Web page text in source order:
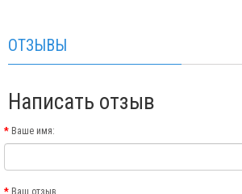
ОТЗЫВЫ
Написать отзыв
Ваше имя: